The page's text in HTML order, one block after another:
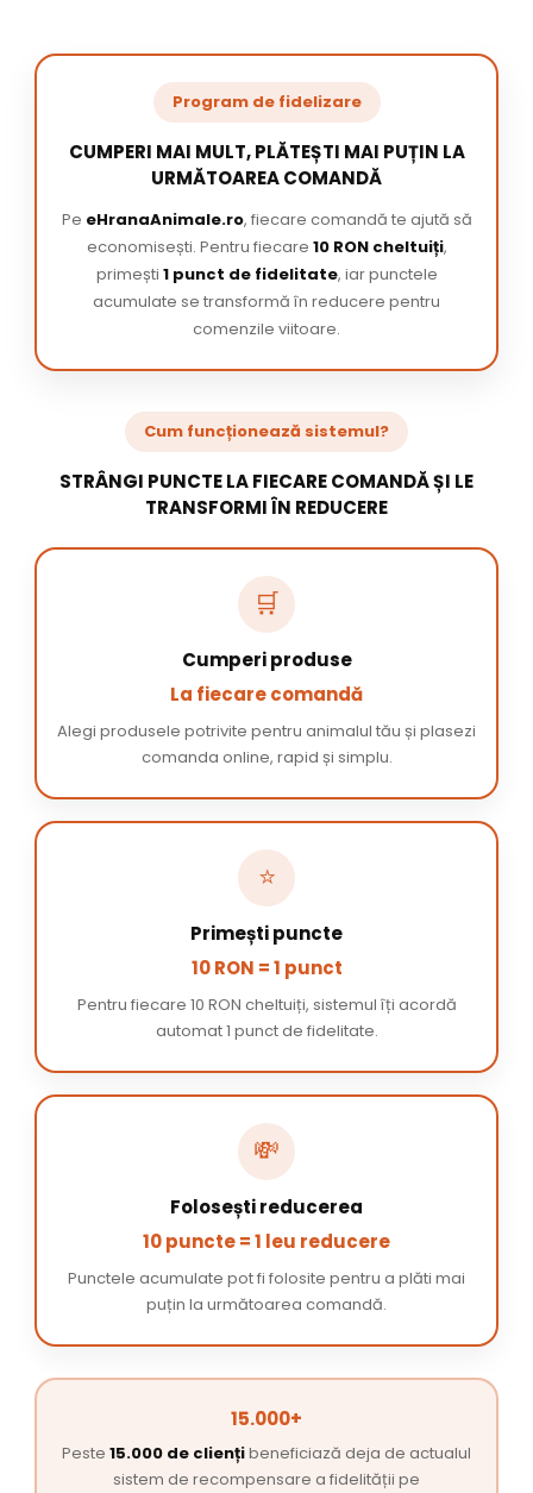
Program de fidelizare
CUMPERI MAI MULT, PLĂTEȘTI MAI PUȚIN LA
URMĂTOAREA COMANDĂ
Pe eHranaAnimale.ro, fiecare comandă te ajută să
economisești. Pentru fiecare 10 RON cheltuiți,
primești 1 punct de fidelitate, iar punctele
acumulate se transformă în reducere pentru
comenzile viitoare.
Cum funcționează sistemul?
STRÂNGI PUNCTE LA FIECARE COMANDĂ ȘI LE
TRANSFORMI ÎN REDUCERE
🛒
Cumperi produse
La fiecare comandă
Alegi produsele potrivite pentru animalul tău și plasezi
comanda online, rapid și simplu.
⭐
Primești puncte
10 RON = 1 punct
Pentru fiecare 10 RON cheltuiți, sistemul îți acordă
automat 1 punct de fidelitate.
💸
Folosești reducerea
10 puncte = 1 leu reducere
Punctele acumulate pot fi folosite pentru a plăti mai
puțin la următoarea comandă.
15.000+
Peste 15.000 de cliențibeneficiază deja de actualul
sistem de recompensare a fidelității pe